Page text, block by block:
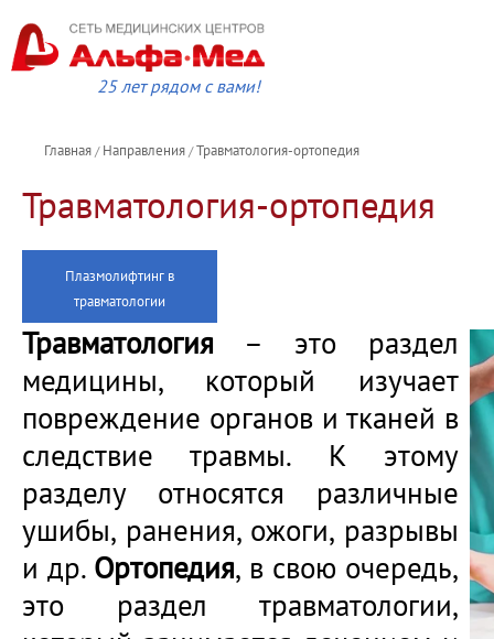
25 лет рядом с вами!
Главная / Направления /Травматология-ортопедия
Травматология-ортопедия
Плазмолифтинг в
травматологии
Травматология – это раздел
медицины, который изучает
повреждение органов и тканей в
следствие травмы. К этому
разделу относятся различные
ушибы, ранения, ожоги, разрывы
и др. Ортопедия, в свою очередь,
это раздел травматологии,